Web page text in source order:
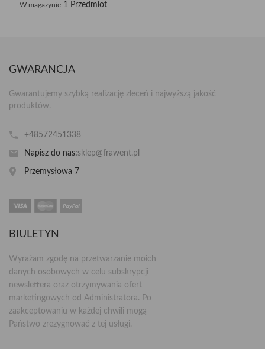
W magazynie 1 Przedmiot
GWARANCJA
Gwarantujemy szybką realizację zleceń i najwyższą jakość
produktów.
+48572451338
Napisz do nas:sklep@frawent.pl
Przemysłowa 7
BIULETYN
Wyrażam zgodę na przetwarzanie moich
danych osobowych w celu subskrypcji
newslettera oraz otrzymywania ofert
marketingowych od Administratora. Po
zaakceptowaniu w każdej chwili mogą
Państwo zrezygnować z tej usługi.